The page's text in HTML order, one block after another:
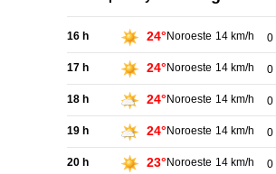
16 h 24° Noroeste 14 km/h 0
17 h 24° Noroeste 14 km/h 0
18 h 24° Noroeste 14 km/h 0
19 h 24° Noroeste 14 km/h 0
20 h 23° Noroeste 14 km/h 0